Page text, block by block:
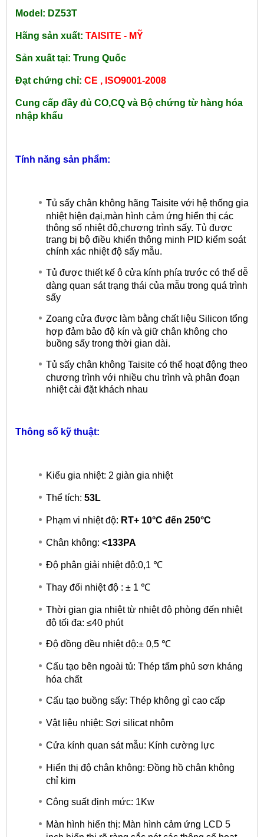
Model: DZ53T
Hãng sản xuất: TAISITE - MỸ
Sản xuất tại: Trung Quốc
Đạt chứng chỉ: CE , ISO9001-2008
Cung cấp đầy đủ CO,CQ và Bộ chứng từ hàng hóa
nhập khẩu
Tính năng sản phẩm:
Tủ sấy chân không hãng Taisite với hệ thống gia
nhiệt hiện đại,màn hình cảm ứng hiển thị các
thông số nhiệt độ,chương trình sấy. Tủ được
trang bị bộ điều khiển thông minh PID kiểm soát
chính xác nhiệt độ sấy mẫu.
Tủ được thiết kế ô cửa kính phía trước có thể dễ
dàng quan sát trạng thái của mẫu trong quá trình
sấy
Zoang cửa được làm bằng chất liệu Silicon tổng
hợp đảm bảo độ kín và giữ chân không cho
buồng sấy trong thời gian dài.
Tủ sấy chân không Taisite có thể hoạt động theo
chương trình với nhiều chu trình và phân đoạn
nhiệt cài đặt khách nhau
Thông số kỹ thuật:
Kiểu gia nhiệt: 2 giàn gia nhiệt
Thể tích: 53L
Phạm vi nhiệt độ: RT+ 10°C đến 250°C
Chân không: <133PA
Độ phân giải nhiệt độ:0,1 ℃
Thay đổi nhiệt độ : ± 1 ℃
Thời gian gia nhiệt từ nhiệt độ phòng đến nhiệt
độ tối đa: ≤40 phút
Độ đồng đều nhiệt độ:± 0,5 ℃
Cấu tạo bên ngoài tủ: Thép tấm phủ sơn kháng
hóa chất
Cấu tạo buồng sấy: Thép không gì cao cấp
Vật liệu nhiệt: Sợi silicat nhôm
Cửa kính quan sát mẫu: Kính cường lực
Hiển thị độ chân không: Đồng hồ chân không
chỉ kim
Công suất định mức: 1Kw
Màn hình hiển thị: Màn hình cảm ứng LCD 5